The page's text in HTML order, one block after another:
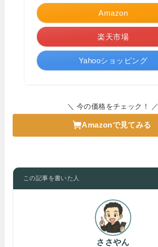
Amazon
楽天市場
Yahooショッピング
＼ 今の価格をチェック！ ／
Amazonで見てみる
この記事を書いた人
ささやん